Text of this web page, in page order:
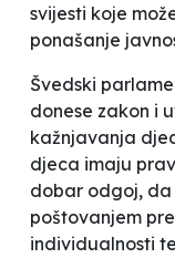
svijesti koje
ponašanje
Švedski
donese zakon i
kažnjavanja
djeca imaju
dobar odgoj,
poštovanjem
individualnosti